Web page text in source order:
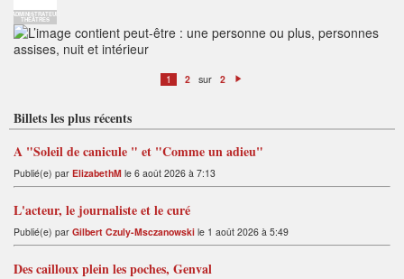
ADMINISTRATEUR
THÉÂTRES
1 2 sur 2
t
Billets les plus récents
A "Soleil de canicule " et "Comme un adieu"
Publié(e) par ElizabethM le 6 août 2026 à 7:13
L'acteur, le journaliste et le curé
Publié(e) par Gilbert Czuly-Msczanowski le 1 août 2026 à 5:49
Des cailloux plein les poches, Genval